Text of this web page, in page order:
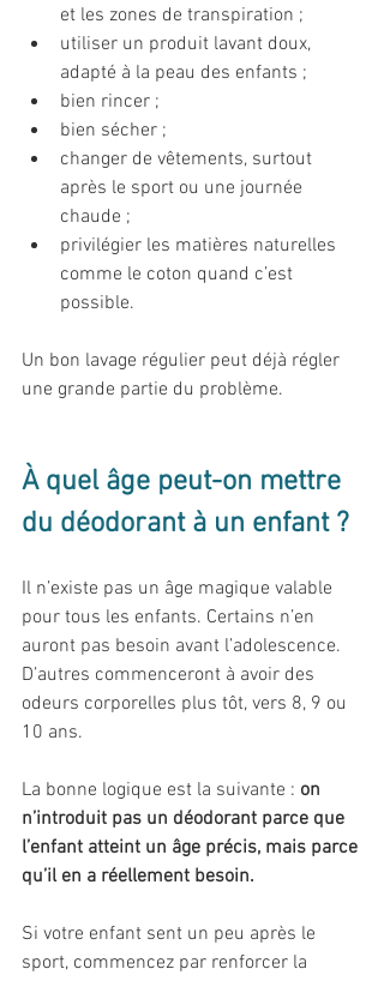
et les zones de transpiration ;
utiliser un produit lavant doux,
adapté à la peau des enfants ;
bien rincer ;
bien sécher ;
changer de vêtements, surtout
après le sport ou une journée
chaude ;
privilégier les matières naturelles
comme le coton quand c’est
possible.
Un bon lavage régulier peut déjà régler
une grande partie du problème.
À quel âge peut-on mettre
du déodorant à un enfant ?
Il n’existe pas un âge magique valable
pour tous les enfants. Certains n’en
auront pas besoin avant l’adolescence.
D’autres commenceront à avoir des
odeurs corporelles plus tôt, vers 8, 9 ou
10 ans.
La bonne logique est la suivante : on
n’introduit pas un déodorant parce que
l’enfant atteint un âge précis, mais parce
qu’il en a réellement besoin.
Si votre enfant sent un peu après le
sport, commencez par renforcer la